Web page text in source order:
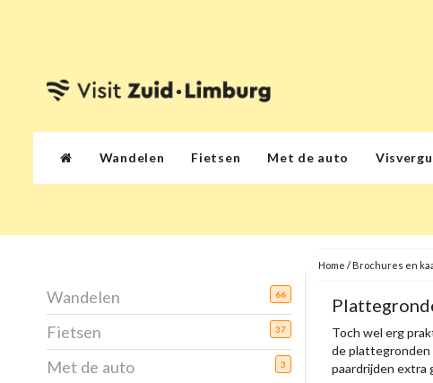
Wandelen Fietsen Met de auto
Wandelen 66
Fietsen 37
Met de auto 3
Home / Brochures en
Toch wel erg
de plattegronden
paardrijden extra